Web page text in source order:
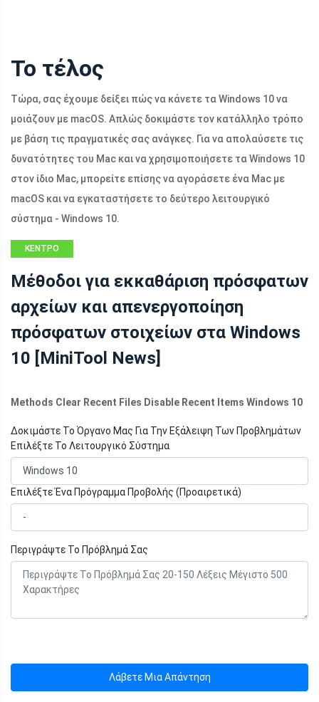
Το τέλος
Τώρα, σας έχουμε δείξει πώς να κάνετε τα Windows 10 να
μοιάζουν με macOS. Απλώς δοκιμάστε τον κατάλληλο τρόπο
με βάση τις πραγματικές σας ανάγκες. Για να απολαύσετε τις
δυνατότητες του Mac και να χρησιμοποιήσετε τα Windows 10
στον ίδιο Mac, μπορείτε επίσης να αγοράσετε ένα Mac με
macOS και να εγκαταστήσετε το δεύτερο λειτουργικό
σύστημα - Windows 10.
ΚΈΝΤΡΟ
MINITOOL
Μέθοδοι για εκκαθάριση πρόσφατων
αρχείων και απενεργοποίηση
πρόσφατων στοιχείων στα Windows
10 [MiniTool News]
Methods Clear Recent Files Disable Recent Items Windows 10
Δοκιμάστε Το Όργανο Μας Για Την Εξάλειψη Των Προβλημάτων
Επιλέξτε Το Λειτουργικό Σύστημα
Επιλέξτε Ένα Πρόγραμμα Προβολής (Προαιρετικά)
Περιγράψτε Το Πρόβλημά Σας
Λάβετε Μια Απάντηση